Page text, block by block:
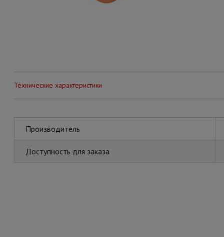
Технические характеристики
Производитель
Доступность для заказа